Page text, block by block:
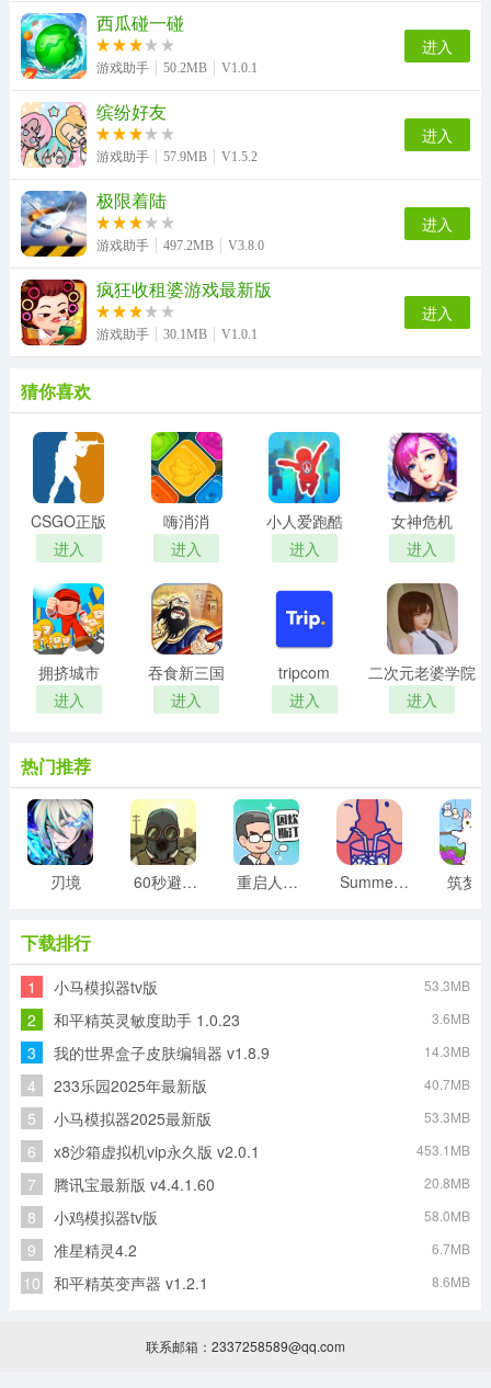
西瓜碰一碰
游戏助手 50.2MB V1.0.1
进入
缤纷好友
游戏助手 57.9MB V1.5.2
进入
极限着陆
游戏助手 497.2MB V3.8.0
进入
疯狂收租婆游戏最新版
游戏助手 30.1MB V1.0.1
进入
猜你喜欢
CSGO正版
进入
嗨消消
进入
小人爱跑酷
进入
女神危机
进入
拥挤城市
进入
吞食新三国
进入
tripcom
进入
二次元老婆学院
进入
热门推荐
刃境 60秒避难所中文版 重启人生之路 Summer爱的故事 筑梦
下载排行
1 小马模拟器tv版 53.3MB
2 和平精英灵敏度助手 1.0.23 3.6MB
3 我的世界盒子皮肤编辑器 v1.8.9 14.3MB
4 233乐园2025年最新版 40.7MB
5 小马模拟器2025最新版 53.3MB
6 x8沙箱虚拟机vip永久版 v2.0.1 453.1MB
7 腾讯宝最新版 v4.4.1.60 20.8MB
8 小鸡模拟器tv版 58.0MB
9 准星精灵4.2 6.7MB
10 和平精英变声器 v1.2.1 8.6MB
联系邮箱：2337258589@qq.com